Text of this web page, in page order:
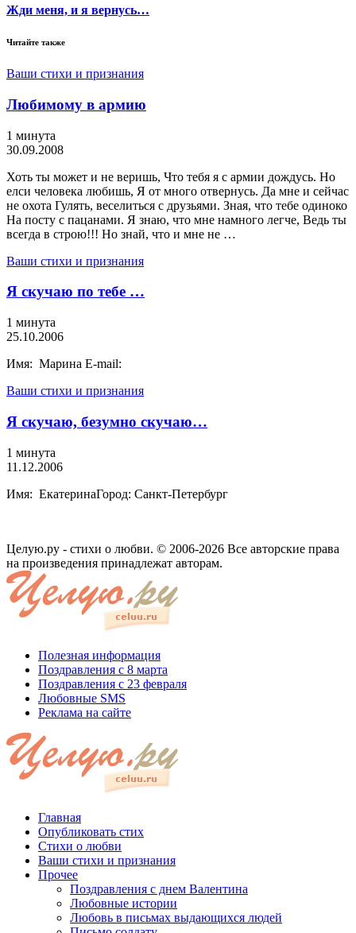
Жди меня, и я вернусь…
Читайте также
Ваши стихи и признания
Любимому в армию
1 минута
30.09.2008
Хоть ты может и не веришь, Что тебя я с армии дождусь. Но
елси человека любишь, Я от много отвернусь. Да мне и сейчас
не охота Гулять, веселиться с друзьями. Зная, что тебе одиноко
На посту с пацанами. Я знаю, что мне намного легче, Ведь ты
всегда в строю!!! Но знай, что и мне не …
Ваши стихи и признания
Я скучаю по тебе …
1 минута
25.10.2006
Имя: Марина E-mail:
Ваши стихи и признания
Я скучаю, безумно скучаю…
1 минута
11.12.2006
Имя: ЕкатеринаГород: Санкт-Петербург
Целую.ру - стихи о любви. © 2006-2026 Все авторские права
на произведения принадлежат авторам.
Полезная информация
Поздравления с 8 марта
Поздравления с 23 февраля
Любовные SMS
Реклама на сайте
Главная
Опубликовать стих
Стихи о любви
Ваши стихи и признания
Прочее
Поздравления с днем Валентина
Любовные истории
Любовь в письмах выдающихся людей